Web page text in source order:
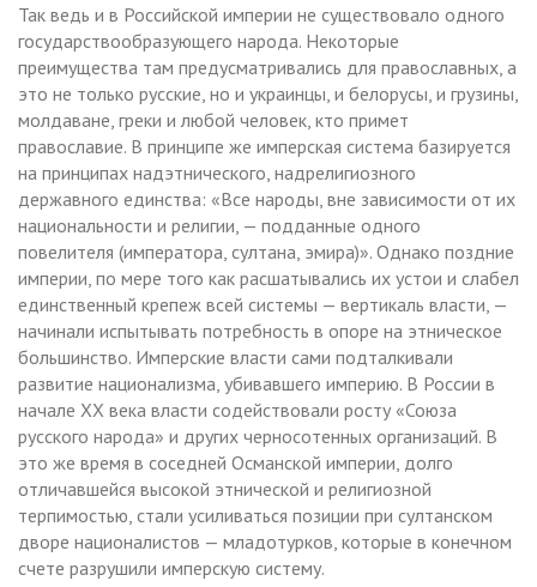
Так ведь и в Российской империи не существовало одного
государствообразующего народа. Некоторые
преимущества там предусматривались для православных, а
это не только русские, но и украинцы, и белорусы, и грузины,
молдаване, греки и любой человек, кто примет
православие. В принципе же имперская система базируется
на принципах надэтнического, надрелигиозного
державного единства: «Все народы, вне зависимости от их
национальности и религии, — подданные одного
повелителя (императора, султана, эмира)». Однако поздние
империи, по мере того как расшатывались их устои и слабел
единственный крепеж всей системы — вертикаль власти, —
начинали испытывать потребность в опоре на этническое
большинство. Имперские власти сами подталкивали
развитие национализма, убивавшего империю. В России в
начале XX века власти содействовали росту «Союза
русского народа» и других черносотенных организаций. В
это же время в соседней Османской империи, долго
отличавшейся высокой этнической и религиозной
терпимостью, стали усиливаться позиции при султанском
дворе националистов — младотурков, которые в конечном
счете разрушили имперскую систему.